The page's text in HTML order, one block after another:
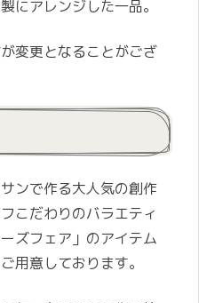
にアレンジした一品。
変更となることがござ
ンで作る大人気の創作
こだわりのバラエティ
ズフェア」のアイテム
用意しております。